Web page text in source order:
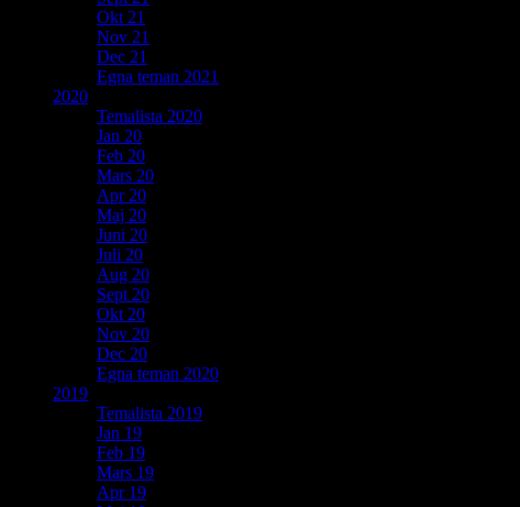
Okt 21
Nov 21
Dec 21
Egna teman 2021
2020
Temalista 2020
Jan 20
Feb 20
Mars 20
Apr 20
Maj 20
Juni 20
Juli 20
Aug 20
Sept 20
Okt 20
Nov 20
Dec 20
Egna teman 2020
2019
Temalista 2019
Jan 19
Feb 19
Mars 19
Apr 19